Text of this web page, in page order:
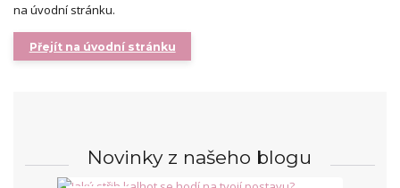
na úvodní stránku.
Přejít na úvodní stránku
Novinky z našeho blogu